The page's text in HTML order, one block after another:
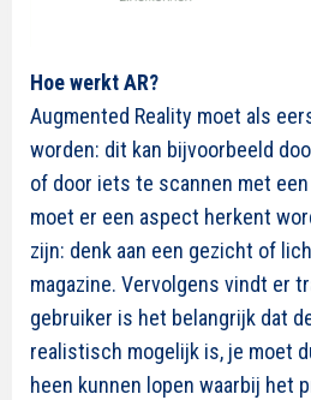
Hoe werkt AR?
Augmented Reality moet als
worden: dit kan bijvoorbeeld
of door iets te scannen met
moet er een aspect herkent
zijn: denk aan een gezicht of
magazine. Vervolgens vindt er
gebruiker is het belangrijk dat
realistisch mogelijk is, je moet
heen kunnen lopen waarbij het